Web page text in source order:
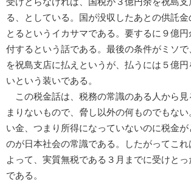
る、としている。国が没収したあとの供託
とるというイカサマである。要するに９億
付するという話である。最後の条件がミソ
を祝島支店に払えというが、払うには５億
いという装いである。
この税金話は、税務の常識のある人から見
まりないもので、脅し以外の何ものでもな
い金、つまり所得になっていないのに税金
のが日本社会の常識である。したがってこれ
よって、実質無税である３月までに受けと
である。